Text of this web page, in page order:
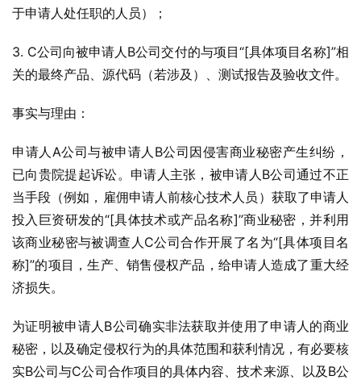
于申请人处任职的人员）；
3. C公司向被申请人B公司交付的与项目“[具体项目名称]”相
关的最终产品、源代码（若涉及）、测试报告及验收文件。
事实与理由：
申请人A公司与被申请人B公司因侵害商业秘密产生纠纷，
已向贵院提起诉讼。申请人主张，被申请人B公司通过不正
当手段（例如，雇佣申请人前核心技术人员）获取了申请人
投入巨资研发的“[具体技术或产品名称]”商业秘密，并利用
该商业秘密与被调查人C公司合作开展了名为“[具体项目名
称]”的项目，生产、销售侵权产品，给申请人造成了重大经
济损失。
为证明被申请人B公司确实非法获取并使用了申请人的商业
秘密，以及确定侵权行为的具体范围和获利情况，有必要核
实B公司与C公司合作项目的具体内容、技术来源、以及B公